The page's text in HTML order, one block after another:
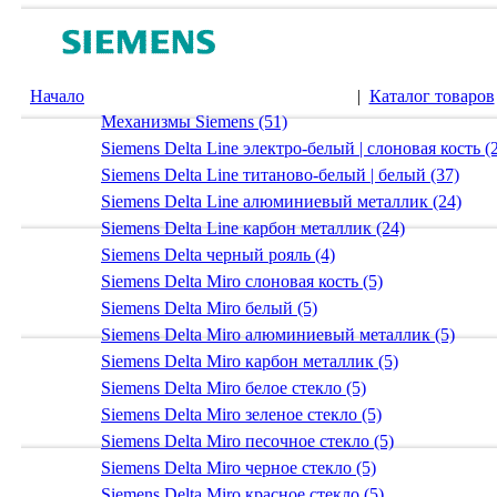
Начало | Каталог товаров
Механизмы Siemens (51)
Siemens Delta Line электро-белый | слоновая кость
Siemens Delta Line титаново-белый | белый (37)
Siemens Delta Line алюминиевый металлик (24)
Siemens Delta Line карбон металлик (24)
Siemens Delta черный рояль (4)
Siemens Delta Miro слоновая кость (5)
Siemens Delta Miro белый (5)
Siemens Delta Miro алюминиевый металлик (5)
Siemens Delta Miro карбон металлик (5)
Siemens Delta Miro белое стекло (5)
Siemens Delta Miro зеленое стекло (5)
Siemens Delta Miro песочное стекло (5)
Siemens Delta Miro черное стекло (5)